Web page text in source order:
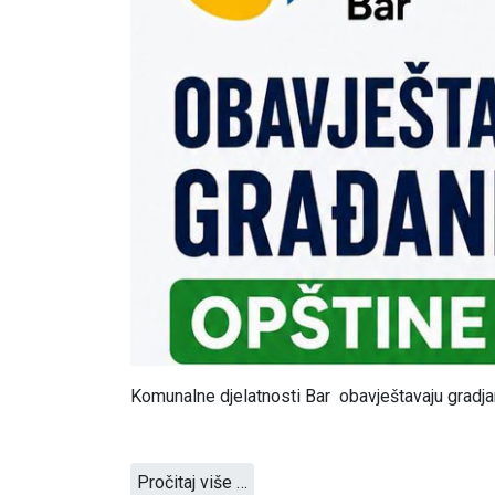
Komunalne djelatnosti Bar obavještavaju
Pročitaj više …